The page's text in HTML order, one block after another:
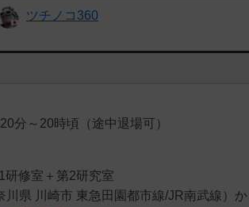
ツチノコ360
分～20時頃（途中退場可）
研修室＋第2研究室
川県 川崎市 東急田園都市線/JR南武線）